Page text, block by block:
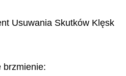
Usuwania Skutków Klęsk
brzmienie: